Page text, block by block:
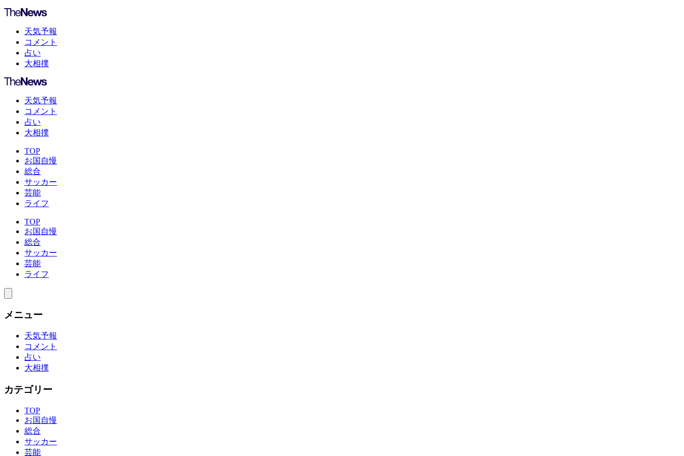
天気予報
コメント
占い
大相撲
天気予報
コメント
占い
大相撲
TOP
お国自慢
総合
サッカー
芸能
ライフ
TOP
お国自慢
総合
サッカー
芸能
ライフ
メニュー
天気予報
コメント
占い
大相撲
カテゴリー
TOP
お国自慢
総合
サッカー
芸能